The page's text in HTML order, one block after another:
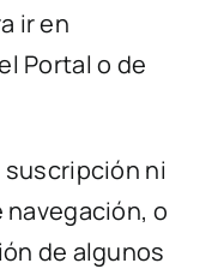
ir en
Portal o de
suscripción ni
o
de algunos